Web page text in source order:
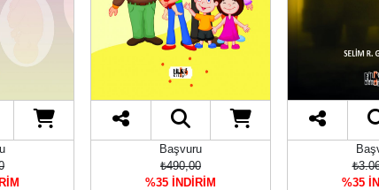
Başvuru
₺490,00
%35 İNDİRİM
%35